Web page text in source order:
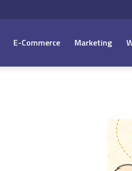
E-Commerce Marketing